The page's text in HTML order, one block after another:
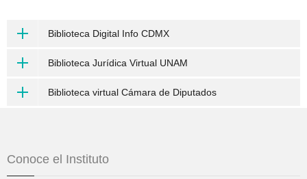
Biblioteca Digital Info CDMX
Biblioteca Jurídica Virtual UNAM
Biblioteca virtual Cámara de Diputados
Conoce el Instituto